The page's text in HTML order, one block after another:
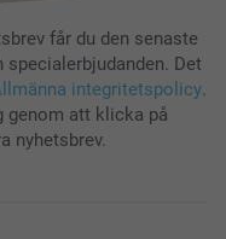
får du den senaste
Det
integritetspolicy.
genom att klicka på
nyhetsbrev.